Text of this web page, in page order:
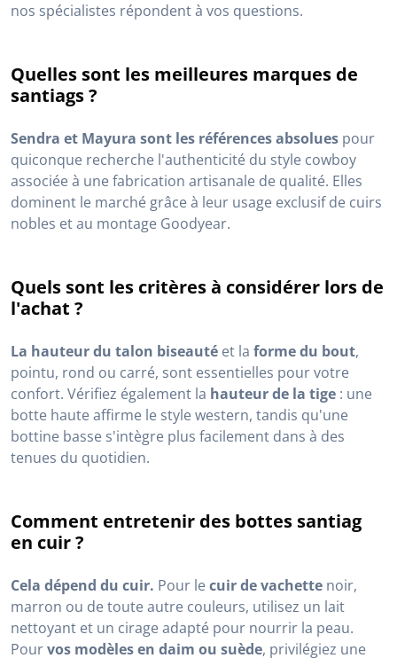
nos spécialistes répondent à vos questions.
Quelles sont les meilleures marques de
santiags ?
Sendra et Mayura sont les références absolues pour
quiconque recherche l'authenticité du style cowboy
associée à une fabrication artisanale de qualité. Elles
dominent le marché grâce à leur usage exclusif de cuirs
nobles et au montage Goodyear.
Quels sont les critères à considérer lors de
l'achat ?
La hauteur du talon biseauté et la forme du bout,
pointu, rond ou carré, sont essentielles pour votre
confort. Vérifiez également la hauteur de la tige : une
botte haute affirme le style western, tandis qu'une
bottine basse s'intègre plus facilement dans à des
tenues du quotidien.
Comment entretenir des bottes santiag
en cuir ?
Cela dépend du cuir. Pour lecuir de vachette noir,
marron ou de toute autre couleurs, utilisez un lait
nettoyant et un cirage adapté pour nourrir la peau.
Pourvos modèles en daim ou suède, privilégiez une